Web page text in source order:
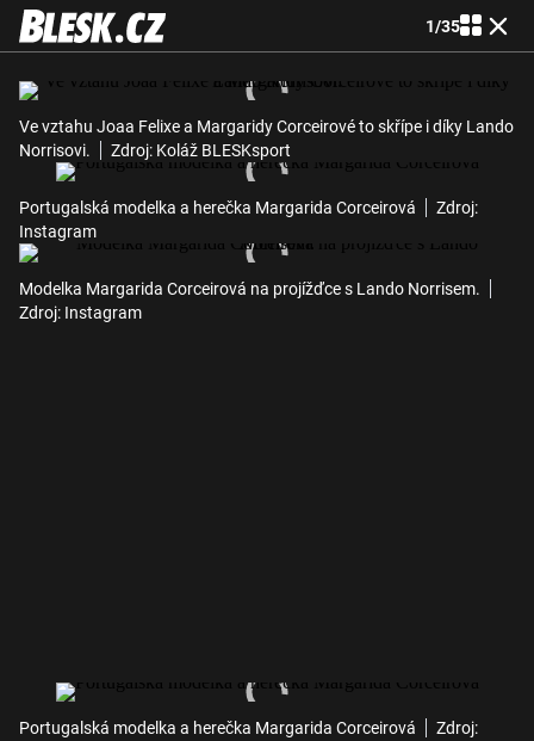
1/35
Ve vztahu Joaa Felixe a Margaridy Corceirové to skřípe i díky Lando
Norrisovi.
Zdroj: Koláž BLESKsport
Portugalská modelka a herečka Margarida Corceirová
Zdroj:
Instagram
Modelka Margarida Corceirová na projížďce s Lando Norrisem.
Zdroj: Instagram
Portugalská modelka a herečka Margarida Corceirová
Zdroj: